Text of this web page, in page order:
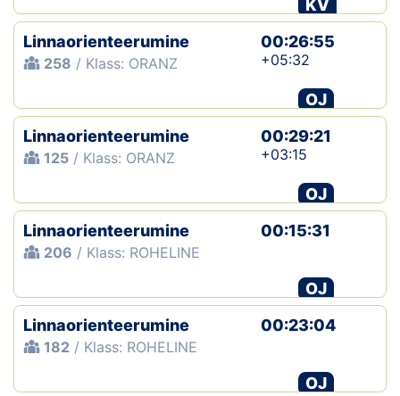
KV
Linnaorienteerumine
258 / Klass: ORANZ
00:26:55
+05:32
OJ
Linnaorienteerumine
125 / Klass: ORANZ
00:29:21
+03:15
OJ
Linnaorienteerumine
206 / Klass: ROHELINE
00:15:31
OJ
Linnaorienteerumine
182 / Klass: ROHELINE
00:23:04
OJ